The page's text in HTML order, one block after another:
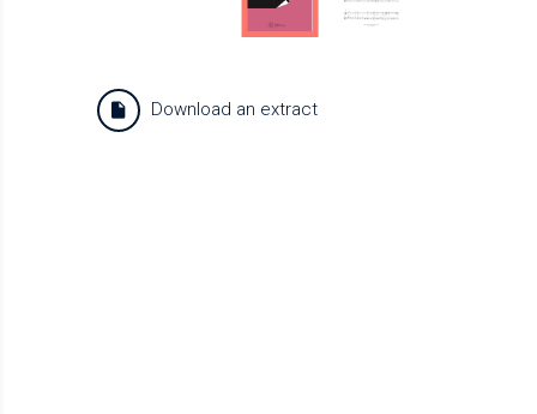
Download an extract